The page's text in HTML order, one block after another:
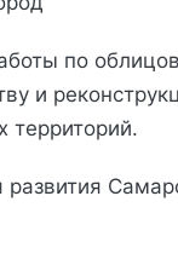
по
и
территорий.
развития